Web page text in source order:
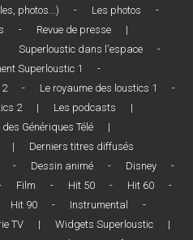
photos...)
- Les photos
-
- Revue de presse
|
Superloustic dans l'espace
-
Superloustic 1
-
- Le royaume des loustics 1
-
2
| Les podcasts
|
Génériques Télé
|
|
Derniers titres diffusés
- Dessin animé - Disney
-
Film - Hit 50 - Hit 60
-
Hit 90 - Instrumental
-
TV | Widgets Superloustic
|